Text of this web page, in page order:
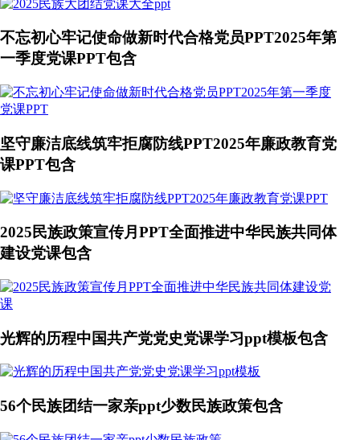
不忘初心牢记使命做新时代合格党员PPT2025年第
一季度党课PPT包含
坚守廉洁底线筑牢拒腐防线PPT2025年廉政教育党
课PPT包含
2025民族政策宣传月PPT全面推进中华民族共同体
建设党课包含
光辉的历程中国共产党党史党课学习ppt模板包含
56个民族团结一家亲ppt少数民族政策包含